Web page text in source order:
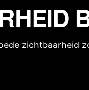
zichtbaarheid